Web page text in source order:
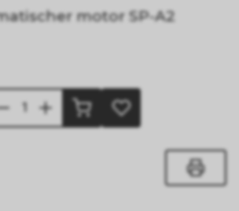
motor SP-A2